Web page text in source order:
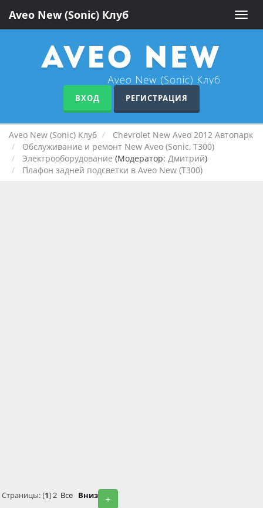
Toggle
Aveo New (Sonic) Клуб
ВХОД РЕГИСТРАЦИЯ
Aveo New (Sonic) Клуб
Chevrolet New Aveo 2012 Автопарк
Обслуживание и ремонт New Aveo (Sonic, T300)
Электрооборудование (Модератор: Дмитрий)
Плафон задней подсветки в Aveo New (T300)
+
Страницы: [1]2 Все Вниз